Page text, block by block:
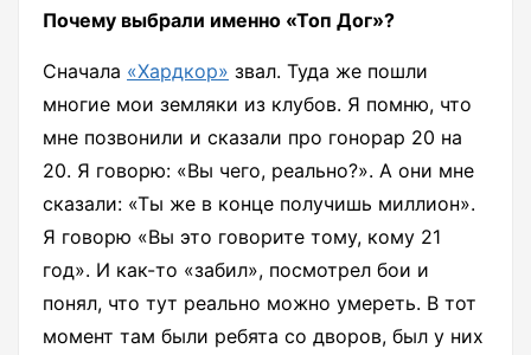
Почему выбрали именно «Топ Дог»?
Сначала «Хардкор» звал. Туда же пошли
многие мои земляки из клубов. Я помню, что
мне позвонили и сказали про гонорар 20 на
20. Я говорю: «Вы чего, реально?». А они мне
сказали: «Ты же в конце получишь миллион».
Я говорю «Вы это говорите тому, кому 21
год». И как-то «забил», посмотрел бои и
понял, что тут реально можно умереть. В тот
момент там были ребята со дворов, был у них